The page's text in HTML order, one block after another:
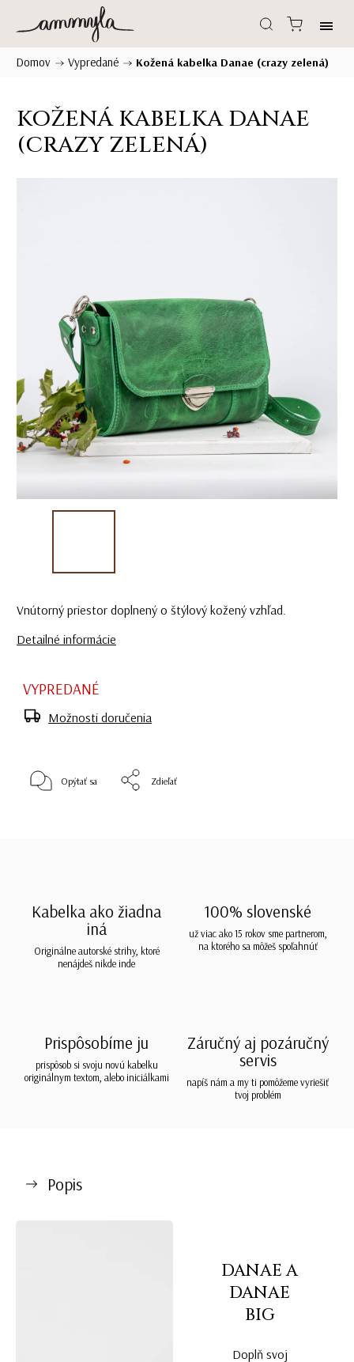
Domov / Vypredané / Kožená kabelka Danae (crazy zelená)
KOŽENÁ KABELKA DANAE
(CRAZY ZELENÁ)
Vnútorný priestor doplnený o štýlový kožený vzhľad.
Detailné informácie
VYPREDANÉ
Možnosti doručenia
Opýtať sa Zdieľať
Kabelka ako žiadna
iná
Originálne autorské strihy, ktoré
nenájdeš nikde inde
100% slovenské
už viac ako 15 rokov sme partnerom,
na ktorého sa môžeš spoľahnúť
Prispôsobíme ju
prispôsob si svoju novú kabelku
originálnym textom, alebo iniciálkami
Záručný aj pozáručný
servis
napíš nám a my ti pomôžeme vyriešiť
tvoj problém
Popis
DANAE A
DANAE
BIG
Doplň svoj